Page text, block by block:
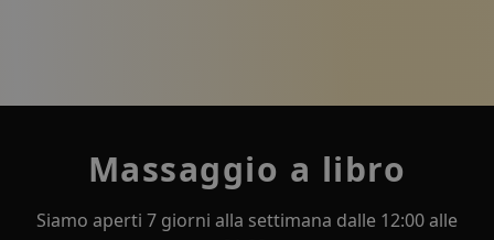
Massaggio a libro
Siamo aperti 7 giorni alla settimana dalle 12:00 alle